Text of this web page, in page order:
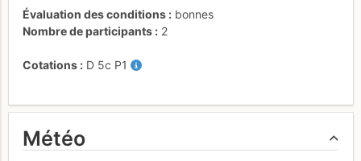
Évaluation des conditions
bonnes
Nombre de participants
2
Cotations D 5c P1
Météo